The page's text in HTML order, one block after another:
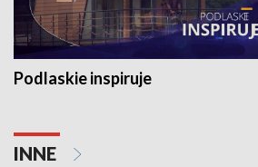
Podlaskie inspiruje
INNE